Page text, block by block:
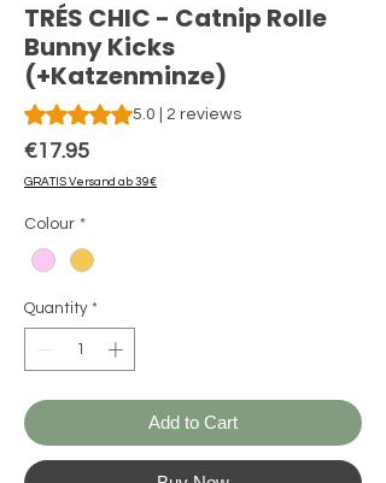
TRÉS CHIC - Catnip Rolle
Bunny Kicks
(+Katzenminze)
Rating is 5.0 out of five stars based on 2
5.0 | 2 reviews
€17.95Price
GRATIS Versand ab 39€
Colour *
Quantity *
Add to Cart